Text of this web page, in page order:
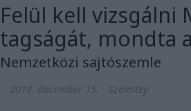
Felül kell vizsgálni
tagságát, mondta
Nemzetközi sajtószemle
2018. december 15. - Szelestey